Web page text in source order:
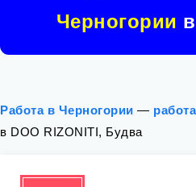
Черногории
Работа в Черногории —
в DOO RIZONITI, Будва